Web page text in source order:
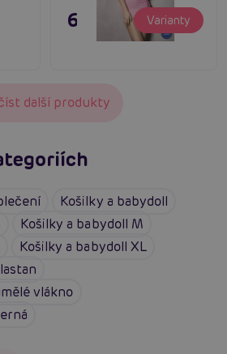
695 Kč Varianty
další produkty
Košilky a babydoll
Košilky a babydoll M
Košilky a babydoll XL
vlákno